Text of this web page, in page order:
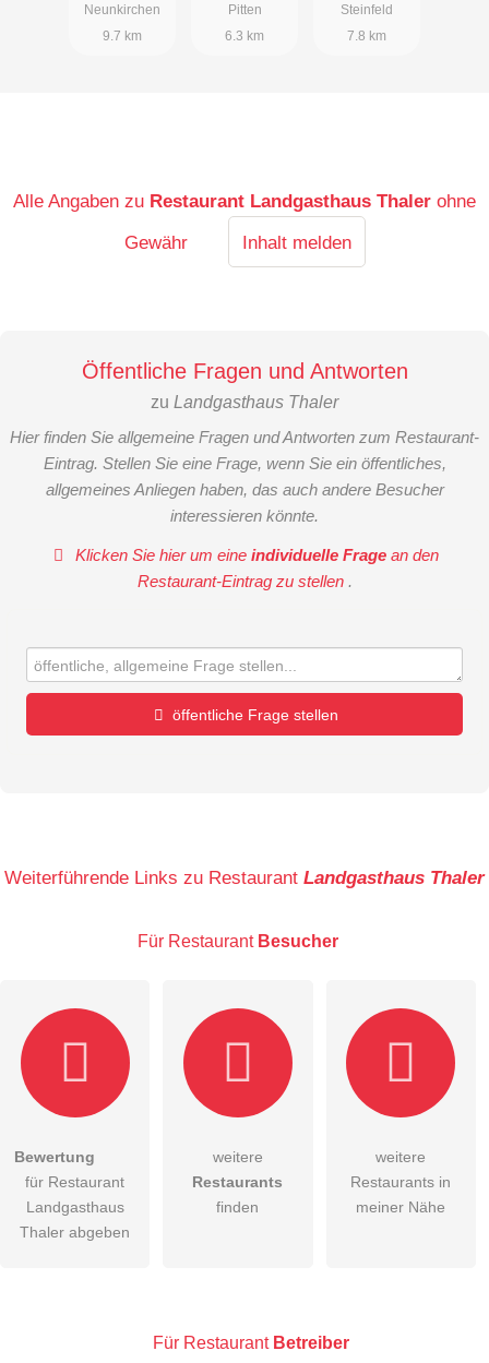
Neunkirchen
9.7 km
Pitten
6.3 km
Steinfeld
7.8 km
Alle Angaben zu Restaurant Landgasthaus Thaler ohne
Gewähr
Inhalt melden
Öffentliche Fragen und Antworten
zu Landgasthaus Thaler
Hier finden Sie allgemeine Fragen und Antworten zum Restaurant-
Eintrag. Stellen Sie eine Frage, wenn Sie ein öffentliches,
allgemeines Anliegen haben, das auch andere Besucher
interessieren könnte.
Klicken Sie hier um eineindividuelle Frage an den
Restaurant-Eintrag zu stellen .
öffentliche Frage stellen
E-Mail-Adresse (wird nicht veröffentlicht)
Hiermit akzeptiere ich dieAGB
DieDatenschutzerklärung habe ich zur Kenntnis genommen.
Besucher sichtbar.
Weiterführende Links zu Restaurant Landgasthaus Thaler
Für Restaurant Besucher
Bewertung
für Restaurant
Landgasthaus
Thaler abgeben
weitere
Restaurants
finden
weitere
Restaurants in
meiner Nähe
Für Restaurant Betreiber